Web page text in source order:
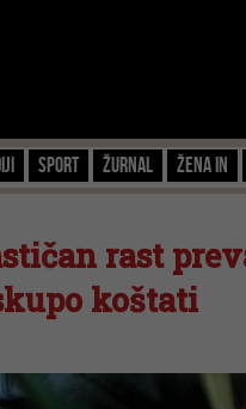
Sport Žurnal Žena IN
rast
koštati